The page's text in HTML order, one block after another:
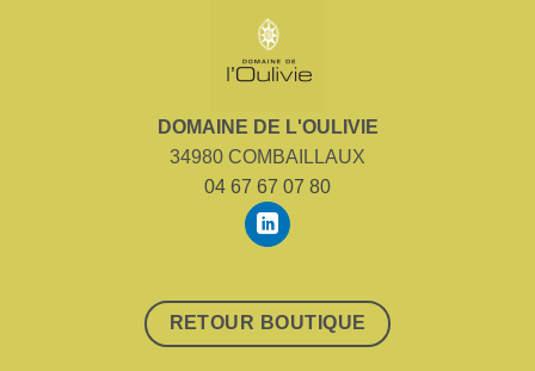
DOMAINE DE L'OULIVIE
34980 COMBAILLAUX
04 67 67 07 80
RETOUR BOUTIQUE